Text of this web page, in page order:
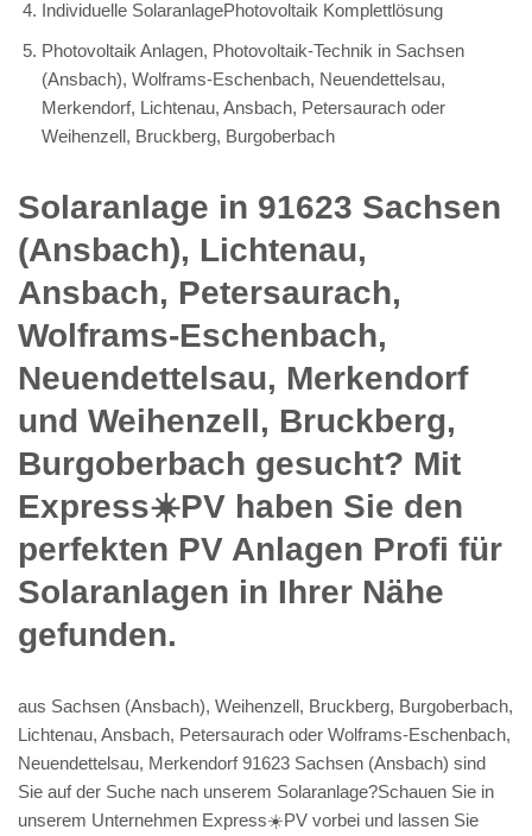
Individuelle SolaranlagePhotovoltaik Komplettlösung
Photovoltaik Anlagen, Photovoltaik-Technik in Sachsen
(Ansbach), Wolframs-Eschenbach, Neuendettelsau,
Merkendorf, Lichtenau, Ansbach, Petersaurach oder
Weihenzell, Bruckberg, Burgoberbach
Solaranlage in 91623 Sachsen
(Ansbach), Lichtenau,
Ansbach, Petersaurach,
Wolframs-Eschenbach,
Neuendettelsau, Merkendorf
und Weihenzell, Bruckberg,
Burgoberbach gesucht? Mit
Express☀️PV️ haben Sie den
perfekten PV Anlagen Profi für
Solaranlagen in Ihrer Nähe
gefunden.
aus Sachsen (Ansbach), Weihenzell, Bruckberg, Burgoberbach,
Lichtenau, Ansbach, Petersaurach oder Wolframs-Eschenbach,
Neuendettelsau, Merkendorf 91623 Sachsen (Ansbach) sind
Sie auf der Suche nach unserem Solaranlage?Schauen Sie in
unserem Unternehmen Express☀️PV️ vorbei und lassen Sie